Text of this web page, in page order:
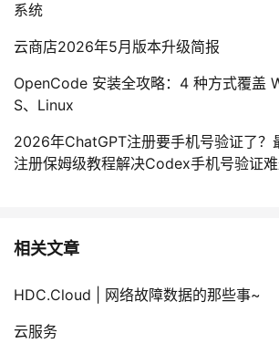
系统
云商店2026年5月版本升级简报
OpenCode 安装全攻略：4 种方式覆盖
S、Linux
2026年ChatGPT注册要手机号验证了？
注册保姆级教程解决Codex手机号验证
相关文章
HDC.Cloud | 网络故障数据的那些事~
云服务